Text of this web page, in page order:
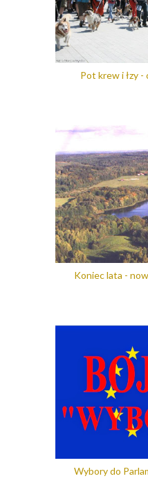
Pot krew i łzy -
Koniec lata -
Wybory do